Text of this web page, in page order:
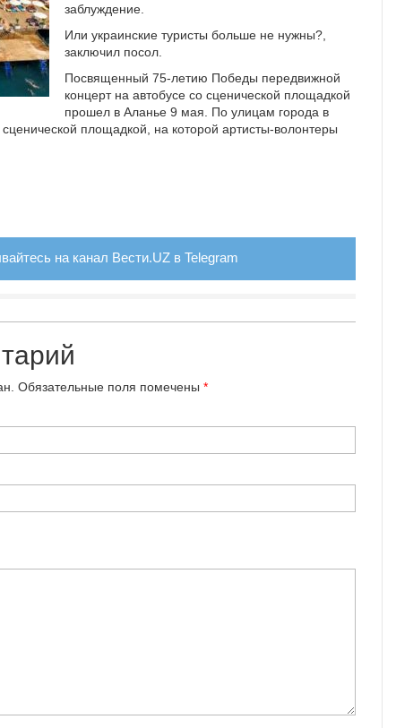
заблуждение.
Или украинские туристы больше не нужны?,
заключил посол.
Посвященный 75-летию Победы передвижной
концерт на автобусе со сценической площадкой
прошел в Аланье 9 мая. По улицам города в
площадкой, на которой артисты-волонтеры
на канал Вести.UZ в Telegram
Обязательные поля помечены *